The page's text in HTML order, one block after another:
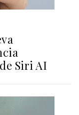
Siri AI